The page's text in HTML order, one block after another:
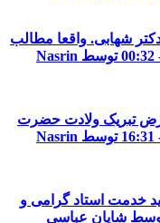
شهابی. واقعا مطالب
2016/08/05 - 00:32 توسط Nasrin
تبریک ولادت حضرت
2016/08/04 - 16:31 توسط Nasrin
خدمت استاد گرامی و